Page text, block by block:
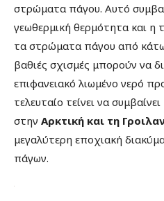
στρώματα πάγου. Αυτό
γεωθερμική θερμότητα και η
τα στρώματα πάγου από
βαθιές σχισμές μπορούν να
επιφανειακό λιωμένο νερό
τελευταίο τείνει να
στην Αρκτική και τη
μεγαλύτερη εποχιακή
πάγων.